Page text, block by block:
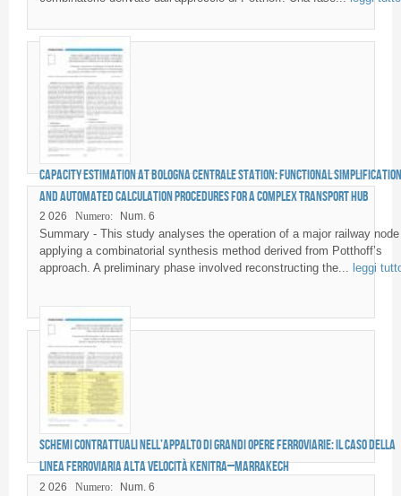
Capacity estimation at Bologna Centrale station: functional
and automated calculation procedures for a complex transport hub
2 026 Numero: Num. 6
Summary - This study analyses the operation of a major railway
applying a combinatorial synthesis method derived from Potthoff’s
approach. A preliminary phase involved reconstructing the... leggi
Schemi contrattuali nell’appalto di grandi opere ferroviarie: il caso della
linea ferroviaria alta velocità Kenitra–Marrakech
2 026 Numero: Num. 6